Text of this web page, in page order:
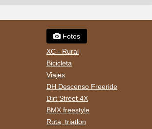
Fotos
XC - Rural
Bicicleta
Viajes
DH Descenso Freeride
Dirt Street 4X
BMX freestyle
Ruta, triatlon